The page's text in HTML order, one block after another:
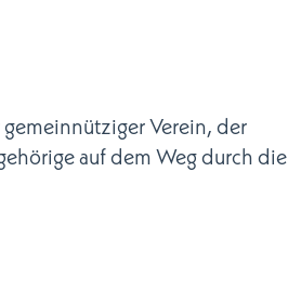
Verein, der
auf dem Weg durch die